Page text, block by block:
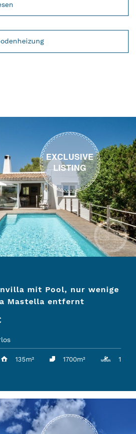
mit Pool, nur wenige
Mastella entfernt
135m² 1700m² 1